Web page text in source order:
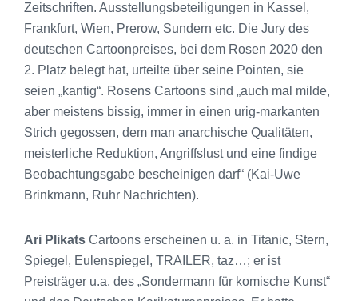
Zeitschriften. Ausstellungsbeteiligungen in Kassel,
Frankfurt, Wien, Prerow, Sundern etc. Die Jury des
deutschen Cartoonpreises, bei dem Rosen 2020 den
2. Platz belegt hat, urteilte über seine Pointen, sie
seien „kantig“. Rosens Cartoons sind „auch mal milde,
aber meistens bissig, immer in einen urig-markanten
Strich gegossen, dem man anarchische Qualitäten,
meisterliche Reduktion, Angriffslust und eine findige
Beobachtungsgabe bescheinigen darf“ (Kai-Uwe
Brinkmann, Ruhr Nachrichten).
Ari Plikats Cartoons erscheinen u. a. in Titanic, Stern,
Spiegel, Eulenspiegel, TRAILER, taz…; er ist
Preisträger u.a. des „Sondermann für komische Kunst“